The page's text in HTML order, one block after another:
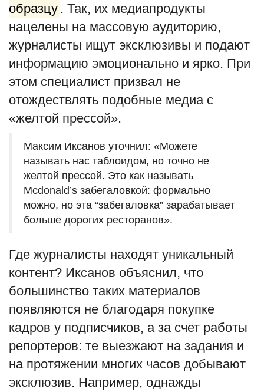
образцу . Так, их медиапродукты
нацелены на массовую аудиторию,
журналисты ищут эксклюзивы и подают
информацию эмоционально и ярко. При
этом специалист призвал не
отождествлять подобные медиа с
«желтой прессой».
Максим Иксанов уточнил: «Можете
называть нас таблоидом, но точно не
желтой прессой. Это как называть
Mcdonald’s забегаловкой: формально
можно, но эта “забегаловка” зарабатывает
больше дорогих ресторанов».
Где журналисты находят уникальный
контент? Иксанов объяснил, что
большинство таких материалов
появляются не благодаря покупке
кадров у подписчиков, а за счет работы
репортеров: те выезжают на задания и
на протяжении многих часов добывают
эксклюзив. Например, однажды